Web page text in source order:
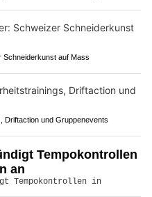
Schneiderkunst auf Mass
Driftaction und Gruppenevents
Tempokontrollen
an